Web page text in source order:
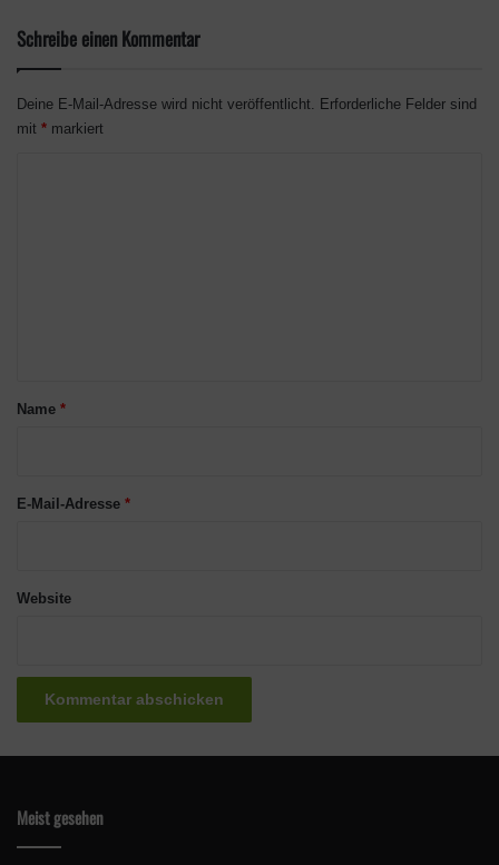
Schreibe einen Kommentar
Deine E-Mail-Adresse wird nicht veröffentlicht.
Erforderliche Felder sind
mit * markiert
aName *
E-Mail-Adresse *
Website
Meist gesehen